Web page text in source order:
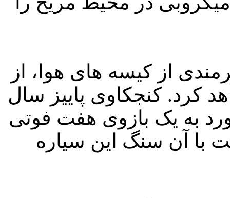
از کیسه های هوا، از
کرد. کنجکاوی پاییز سال
به یک بازوی هفت فوتی
با آن سنگ این سیاره